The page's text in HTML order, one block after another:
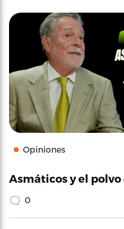
Opiniones
Asmáticos y el polvo
0